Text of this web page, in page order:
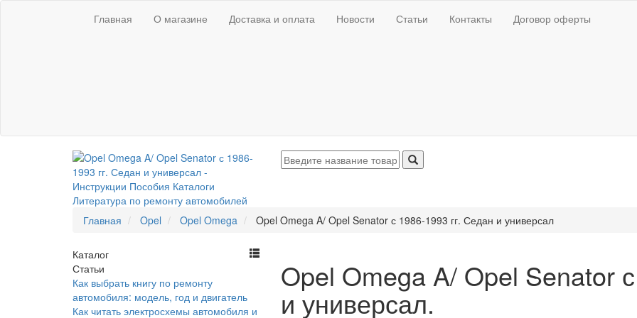
Главная О магазине Доставка и оплата Новости Статьи Контакты Договор оферты
Главная Opel Opel Omega Opel Omega A/ Opel Senator с 1986-1993 гг. Седан и универсал
Каталог
Статьи
Как выбрать книгу по ремонту
автомобиля: модель, год и двигатель
Как читать электросхемы автомобиля и
Opel Omega A/ Opel Senator
и универсал.